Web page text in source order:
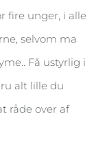
fire unger, i alle
selvom ma
Få ustyrlig i
alt lille du
råde over af